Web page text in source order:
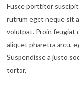
Fusce porttitor
rutrum eget neque sit
volutpat. Proin feugiat
aliquet pharetra arcu,
Suspendisse a justo
tortor.